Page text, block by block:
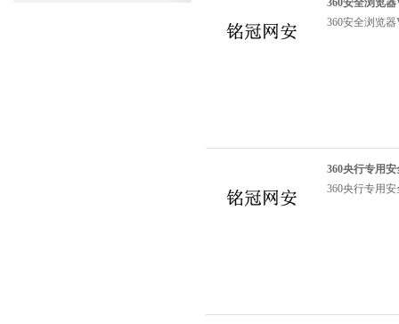
360安全浏览
360安全浏览器
360央行专用
360央行专用